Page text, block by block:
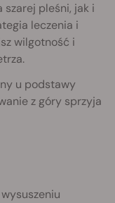
pleśni, jak i
leczenia i
wilgotność i
u podstawy
z góry sprzyja